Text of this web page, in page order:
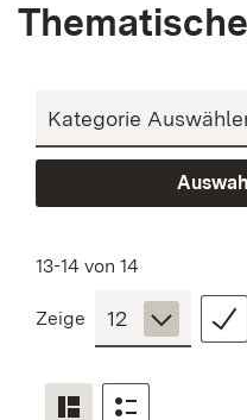
13-14 von 14
Zeige